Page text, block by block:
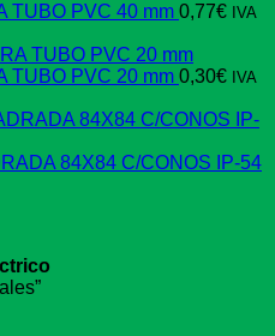
TUBO PVC 40 mm 0,77€ IVA
TUBO PVC 20 mm 0,30€ IVA
84X84 C/CONOS IP-54